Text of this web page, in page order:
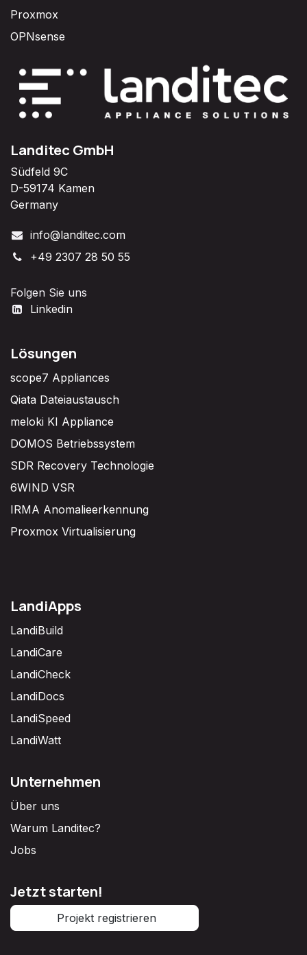
Proxmox
OPNsense
Landitec GmbH
Südfeld 9C
D-59174 Kamen
Germany
info@landitec.com
+49 2307 28 50 55
Folgen Sie uns
Linkedin
Lösungen
scope7 Appliances
Qiata Dateiaustausch
meloki KI Appliance
DOMOS Betriebssystem
SDR Recovery Technologie
6WIND VSR
IRMA Anomalieerkennung
Proxmox Virtualisierung
LandiApps
LandiBuild
LandiCare
LandiCheck
LandiDocs
LandiSpeed
LandiWatt
Unternehmen
Über uns
Warum Landitec?
Jobs
Jetzt starten!
Projekt registrieren